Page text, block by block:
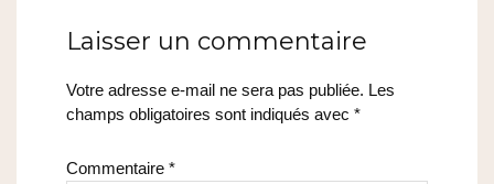
Laisser un commentaire
Votre adresse e-mail ne sera pas publiée. Les
champs obligatoires sont indiqués avec *
Commentaire *